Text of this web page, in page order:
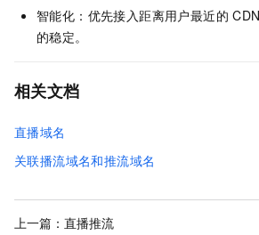
智能化：优先接入距离用户最近的 CDN
的稳定。
相关文档
直播域名
关联播流域名和推流域名
上一篇： 直播推流